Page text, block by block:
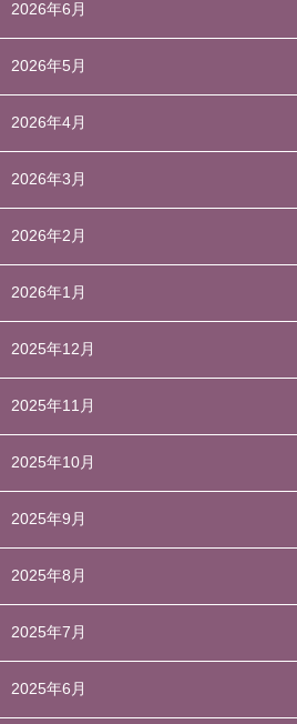
2026年6月
2026年5月
2026年4月
2026年3月
2026年2月
2026年1月
2025年12月
2025年11月
2025年10月
2025年9月
2025年8月
2025年7月
2025年6月